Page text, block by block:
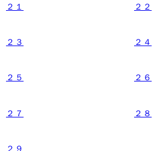
２１ ２２
２３ ２４
２５ ２６
２７ ２８
２９